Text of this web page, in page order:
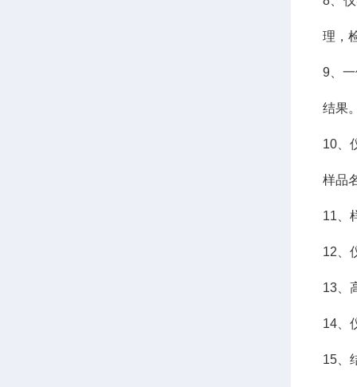
理，
9、
结果
10、
样品
11、
12、
13、
14、
15、